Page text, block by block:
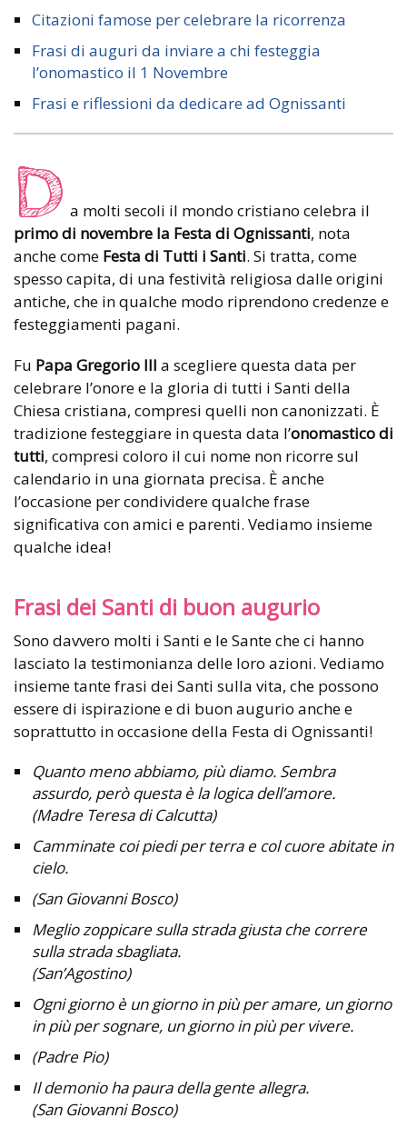
Citazioni famose per celebrare la ricorrenza
Frasi di auguri da inviare a chi festeggia
l’onomastico il 1 Novembre
Frasi e riflessioni da dedicare ad Ognissanti
D a molti secoli il mondo cristiano celebra il
primo di novembre la Festa di Ognissanti, nota
anche come Festa di Tutti i Santi. Si tratta, come
spesso capita, di una festività religiosa dalle origini
antiche, che in qualche modo riprendono credenze e
festeggiamenti pagani.
Fu Papa Gregorio III a scegliere questa data per
celebrare l’onore e la gloria di tutti i Santi della
Chiesa cristiana, compresi quelli non canonizzati. È
tradizione festeggiare in questa data l’onomastico di
tutti, compresi coloro il cui nome non ricorre sul
calendario in una giornata precisa. È anche
l’occasione per condividere qualche frase
significativa con amici e parenti. Vediamo insieme
qualche idea!
Frasi dei Santi di buon augurio
Sono davvero molti i Santi e le Sante che ci hanno
lasciato la testimonianza delle loro azioni. Vediamo
insieme tante frasi dei Santi sulla vita, che possono
essere di ispirazione e di buon augurio anche e
soprattutto in occasione della Festa di Ognissanti!
Quanto meno abbiamo, più diamo. Sembra
assurdo, però questa è la logica dell’amore.
(Madre Teresa di Calcutta)
Camminate coi piedi per terra e col cuore abitate in
cielo.
(San Giovanni Bosco)
Meglio zoppicare sulla strada giusta che correre
sulla strada sbagliata.
(San’Agostino)
Ogni giorno è un giorno in più per amare, un giorno
in più per sognare, un giorno in più per vivere.
(Padre Pio)
Il demonio ha paura della gente allegra.
(San Giovanni Bosco)